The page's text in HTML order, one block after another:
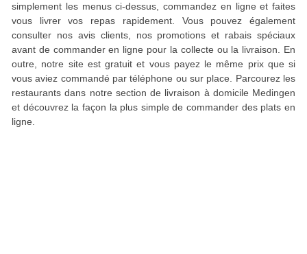
simplement les menus ci-dessus, commandez en ligne et faites
vous livrer vos repas rapidement. Vous pouvez également
consulter nos avis clients, nos promotions et rabais spéciaux
avant de commander en ligne pour la collecte ou la livraison. En
outre, notre site est gratuit et vous payez le même prix que si
vous aviez commandé par téléphone ou sur place. Parcourez les
restaurants dans notre section de livraison à domicile Medingen
et découvrez la façon la plus simple de commander des plats en
ligne.